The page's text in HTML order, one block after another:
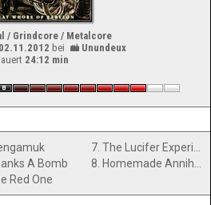
/ Grindcore / Metalcore
02.11.2012 bei
Unundeux
24:12 min
A Bomb
Red One